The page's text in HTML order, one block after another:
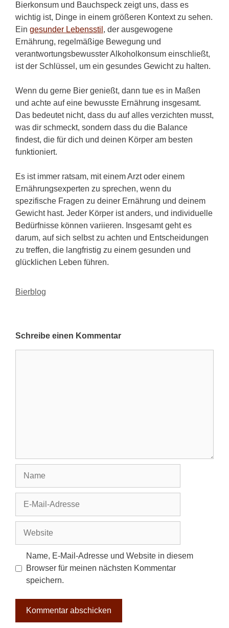
Bierkonsum und Bauchspeck zeigt uns, dass es
wichtig ist, Dinge in einem größeren Kontext zu sehen.
Ein gesunder Lebensstil , der ausgewogene
Ernährung, regelmäßige Bewegung und
verantwortungsbewusster Alkoholkonsum einschließt,
ist der Schlüssel, um ein gesundes Gewicht zu halten.
Wenn du gerne Bier genießt, dann tue es in Maßen
und achte auf eine bewusste Ernährung insgesamt.
Das bedeutet nicht, dass du auf alles verzichten musst,
was dir schmeckt, sondern dass du die Balance
findest, die für dich und deinen Körper am besten
funktioniert.
Es ist immer ratsam, mit einem Arzt oder einem
Ernährungsexperten zu sprechen, wenn du
spezifische Fragen zu deiner Ernährung und deinem
Gewicht hast. Jeder Körper ist anders, und individuelle
Bedürfnisse können variieren. Insgesamt geht es
darum, auf sich selbst zu achten und Entscheidungen
zu treffen, die langfristig zu einem gesunden und
glücklichen Leben führen.
Kategorien
Bierblog
Schreibe einen Kommentar
Adresse
Name, E-Mail-Adresse und Website in diesem
Browser für meinen nächsten Kommentar
speichern.